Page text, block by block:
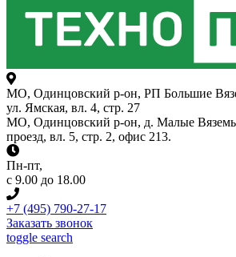
МО, Одинцовский р-он, РП Большие
ул. Ямская, вл. 4, стр. 27
МО, Одинцовский р-он, д. Малые
проезд, вл. 5, стр. 2, офис 213.
Пн-пт,
с 9.00 до 18.00
+7 (495) 790-27-17
Заказать звонок
toggle search